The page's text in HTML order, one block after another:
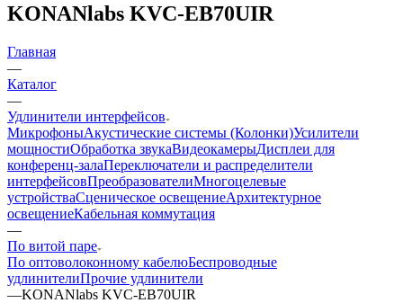
KONANlabs KVC-EB70UIR
Главная
—
Каталог
—
Удлинители интерфейсов
МикрофоныАкустические системы (Колонки)Усилители
мощностиОбработка звукаВидеокамерыДисплеи для
конференц-залаПереключатели и распределители
интерфейсовПреобразователиМногоцелевые
устройстваСценическое освещениеАрхитектурное
освещениеКабельная коммутация
—
По витой паре
По оптоволоконному кабелюБеспроводные
удлинителиПрочие удлинители
—KONANlabs KVC-EB70UIR